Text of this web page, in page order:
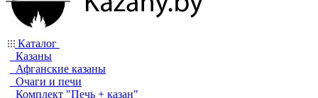
Каталог
Казаны
Афганские казаны
Очаги и печи
Комплект "Печь + казан"